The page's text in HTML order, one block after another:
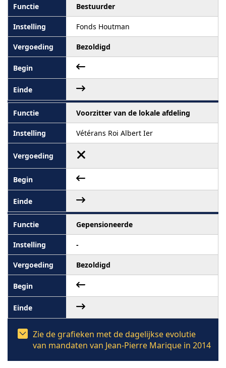
Bestuurder
Fonds Houtman
Bezoldigd
Voorzitter van de lokale afdeling
Vétérans Roi Albert Ier
Gepensioneerde
-
Bezoldigd
Zie de grafieken met de dagelijkse evolutie
van mandaten van Jean-Pierre Marique in 2014